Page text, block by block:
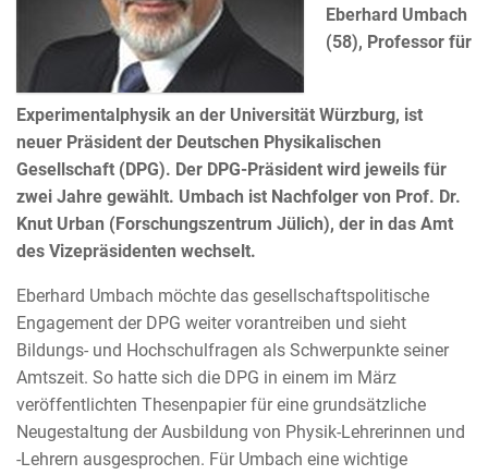
Eberhard Umbach
(58), Professor für
Experimentalphysik an der Universität Würzburg, ist
neuer Präsident der Deutschen Physikalischen
Gesellschaft (DPG). Der DPG-Präsident wird jeweils für
zwei Jahre gewählt. Umbach ist Nachfolger von Prof. Dr.
Knut Urban (Forschungszentrum Jülich), der in das Amt
des Vizepräsidenten wechselt.
Eberhard Umbach möchte das gesellschaftspolitische
Engagement der DPG weiter vorantreiben und sieht
Bildungs- und Hochschulfragen als Schwerpunkte seiner
Amtszeit. So hatte sich die DPG in einem im März
veröffentlichten Thesenpapier für eine grundsätzliche
Neugestaltung der Ausbildung von Physik-Lehrerinnen und
-Lehrern ausgesprochen. Für Umbach eine wichtige